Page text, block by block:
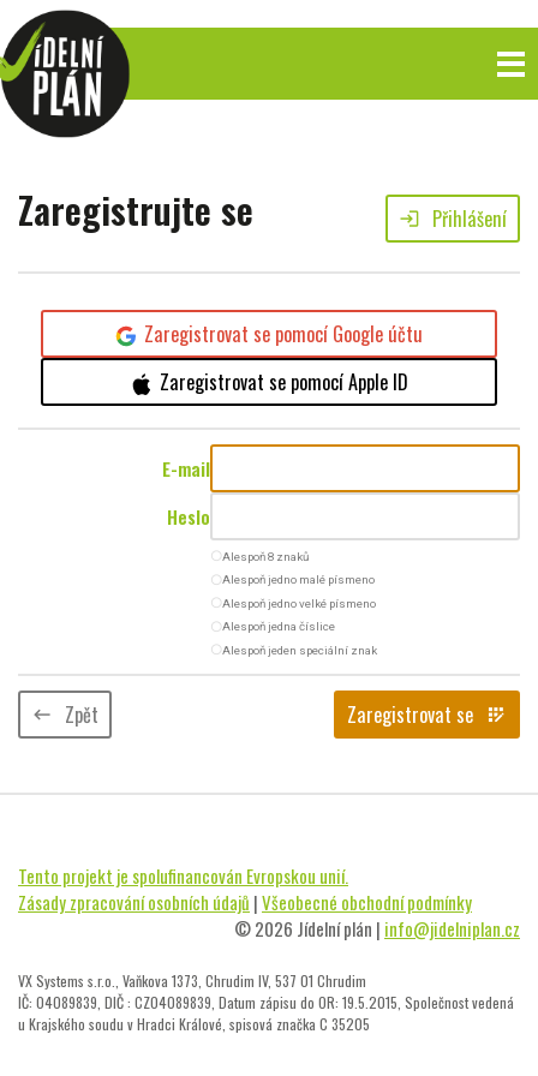
Zaregistrujte se login Přihlášení
Zaregistrovat se pomocí Google účtu
Zaregistrovat se pomocí Apple ID
E-mail
Heslo
radio_button_uncheckedAlespoň 8 znaků
radio_button_uncheckedAlespoň jedno malé písmeno
radio_button_uncheckedAlespoň jedno velké písmeno
radio_button_uncheckedAlespoň jedna číslice
radio_button_uncheckedAlespoň jeden speciální znak
keyboard_backspace Zpět Zaregistrovat se app_registration
Tento projekt je spolufinancován Evropskou unií.
Zásady zpracování osobních údajů |Všeobecné obchodní podmínky
© 2026 Jídelní plán | info@jidelniplan.cz
VX Systems s.r.o., Vaňkova 1373, Chrudim IV, 537 01 Chrudim
IČ: 04089839, DIČ : CZ04089839, Datum zápisu do OR: 19.5.2015, Společnost vedená
u Krajského soudu v Hradci Králové, spisová značka C 35205